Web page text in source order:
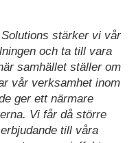
stärker vi vår
och ta till vara
samhället ställer om
vår verksamhet inom
ger ett närmare
Vi får då större
till våra